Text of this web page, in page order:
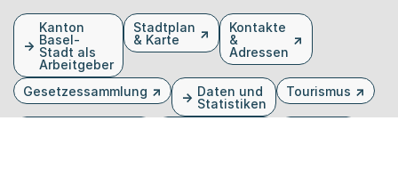
FusszeileKanton
Basel-
Stadt als
Arbeitgeber
Stadtplan
& Karte
Kontakte
&
Adressen
Gesetzessammlung
Daten und
Statistiken
Tourismus